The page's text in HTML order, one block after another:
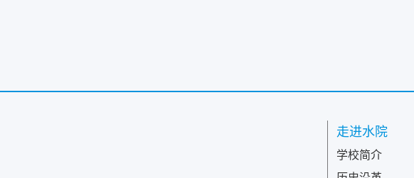
走进水院
学校简介